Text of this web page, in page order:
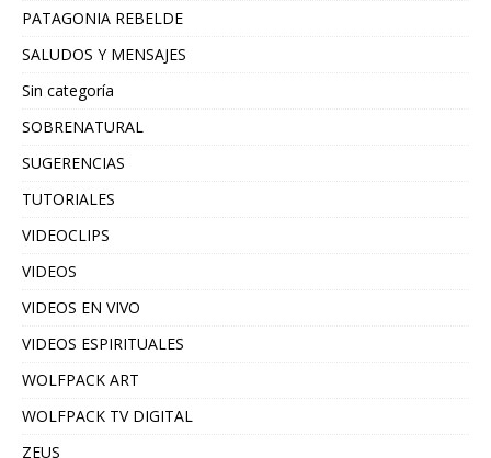
PATAGONIA REBELDE
SALUDOS Y MENSAJES
Sin categoría
SOBRENATURAL
SUGERENCIAS
TUTORIALES
VIDEOCLIPS
VIDEOS
VIDEOS EN VIVO
VIDEOS ESPIRITUALES
WOLFPACK ART
WOLFPACK TV DIGITAL
ZEUS